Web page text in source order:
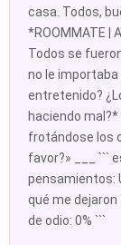
casa. Todos,
*ROOMMATE |
Todos se
no le
entretenido?
haciendo
frotándose los
favor?» ___ ```
pensamientos:
qué me dejaron
de odio: 0% ```